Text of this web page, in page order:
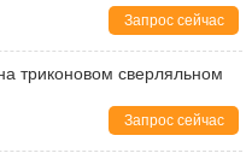
Запрос сейчас
триконовом сверляльном
Запрос сейчас